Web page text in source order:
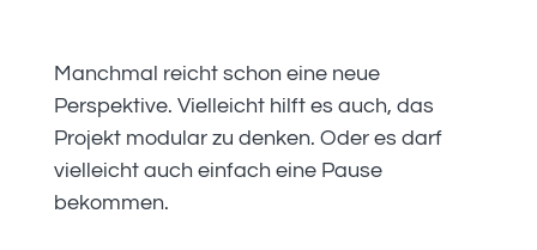
Manchmal reicht schon eine neue
Perspektive. Vielleicht hilft es auch, das
Projekt modular zu denken. Oder es darf
vielleicht auch einfach eine Pause
bekommen.